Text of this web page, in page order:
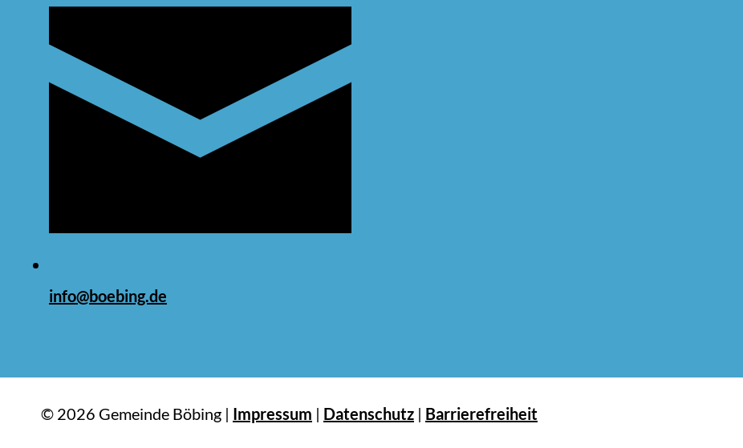
info@boebing.de
© 2026 Gemeinde Böbing | Impressum | Datenschutz | Barrierefreiheit